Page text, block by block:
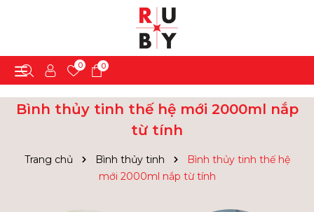
0 0
Bình thủy tinh thế hệ mới 2000ml nắp
từ tính
Trang chủ Bình thủy tinh
Bình thủy tinh thế hệ
mới 2000ml nắp từ tính